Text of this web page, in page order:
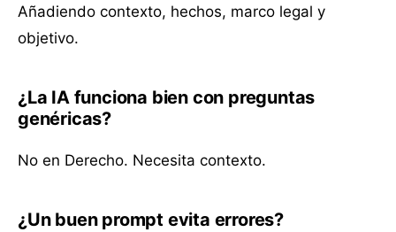
Añadiendo contexto, hechos, marco legal y
objetivo.
¿La IA funciona bien con preguntas
genéricas?
No en Derecho. Necesita contexto.
¿Un buen prompt evita errores?